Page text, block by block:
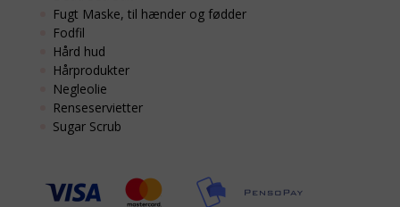
Fugt Maske, til hænder og fødder
Fodfil
Hård hud
Hårprodukter
Negleolie
Renseservietter
Sugar Scrub